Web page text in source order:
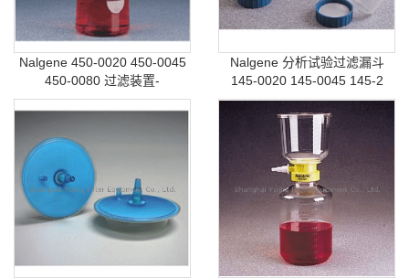
Nalgene 450-0020 450-0045
450-0080 过滤装置-
Nalgene 分析试验过滤漏斗
145-0020 145-0045 145-2